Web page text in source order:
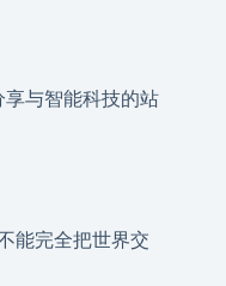
享与智能科技的站
能完全把世界交